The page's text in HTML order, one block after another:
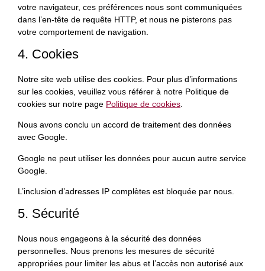
votre navigateur, ces préférences nous sont communiquées
dans l’en-tête de requête HTTP, et nous ne pisterons pas
votre comportement de navigation.
4. Cookies
Notre site web utilise des cookies. Pour plus d’informations
sur les cookies, veuillez vous référer à notre Politique de
cookies sur notre page Politique de cookies
Nous avons conclu un accord de traitement des données
avec Google.
Google ne peut utiliser les données pour aucun autre service
Google.
L’inclusion d’adresses IP complètes est bloquée par nous.
5. Sécurité
Nous nous engageons à la sécurité des données
personnelles. Nous prenons les mesures de sécurité
appropriées pour limiter les abus et l’accès non autorisé aux